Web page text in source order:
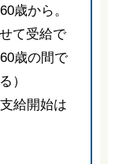
歳から。
て受給で
歳の間で
）
給開始は